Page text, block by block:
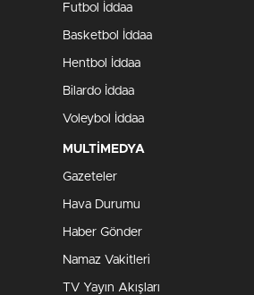
Futbol İddaa
Basketbol İddaa
Hentbol İddaa
Bilardo İddaa
Voleybol İddaa
MULTİMEDYA
Gazeteler
Hava Durumu
Haber Gönder
Namaz Vakitleri
TV Yayın Akışları